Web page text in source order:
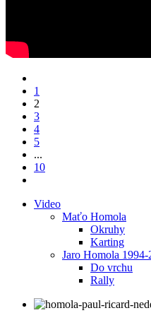
1
2
3
4
5
...
10
Video
Maťo Homola
Okruhy
Karting
Jaro Homola 1994-
Do vrchu
Rally